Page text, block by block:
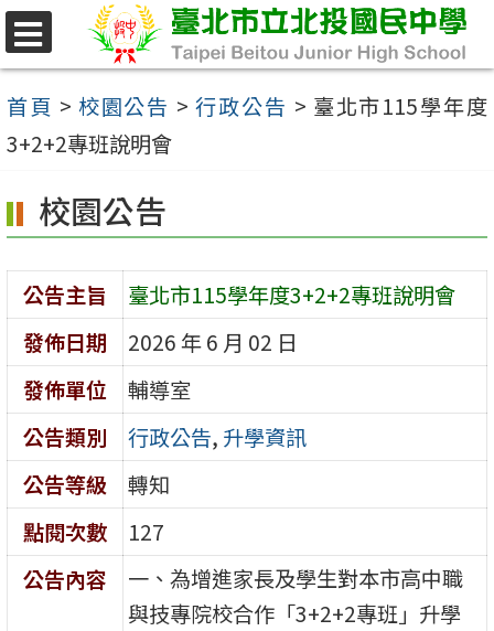
跳
至
主
要
容
區
首頁 > 校園公告 >行政公告 > 臺北市115學年度
3+2+2專班說明會
校園公告
公告主旨
臺北市115學年度3+2+2專班說明會
發佈日期
2026 年 6 月 02 日
發佈單位
輔導室
公告類別
行政公告, 升學資訊
公告等級
轉知
點閱次數
127
公告內容
一、為增進家長及學生對本市高中職
與技專院校合作「3+2+2專班」升學
選
單